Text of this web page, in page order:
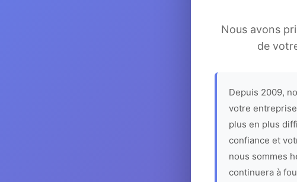
Nous avons
de
Depuis 2009,
votre
plus en plus
confiance et
nous sommes
continuera à